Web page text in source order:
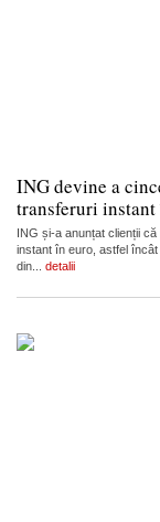
ING devine a
transferuri instant
ING și-a anunțat clienții
instant în euro, astfel
din... detalii